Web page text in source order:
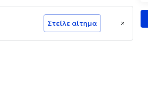
Στείλε αίτημα